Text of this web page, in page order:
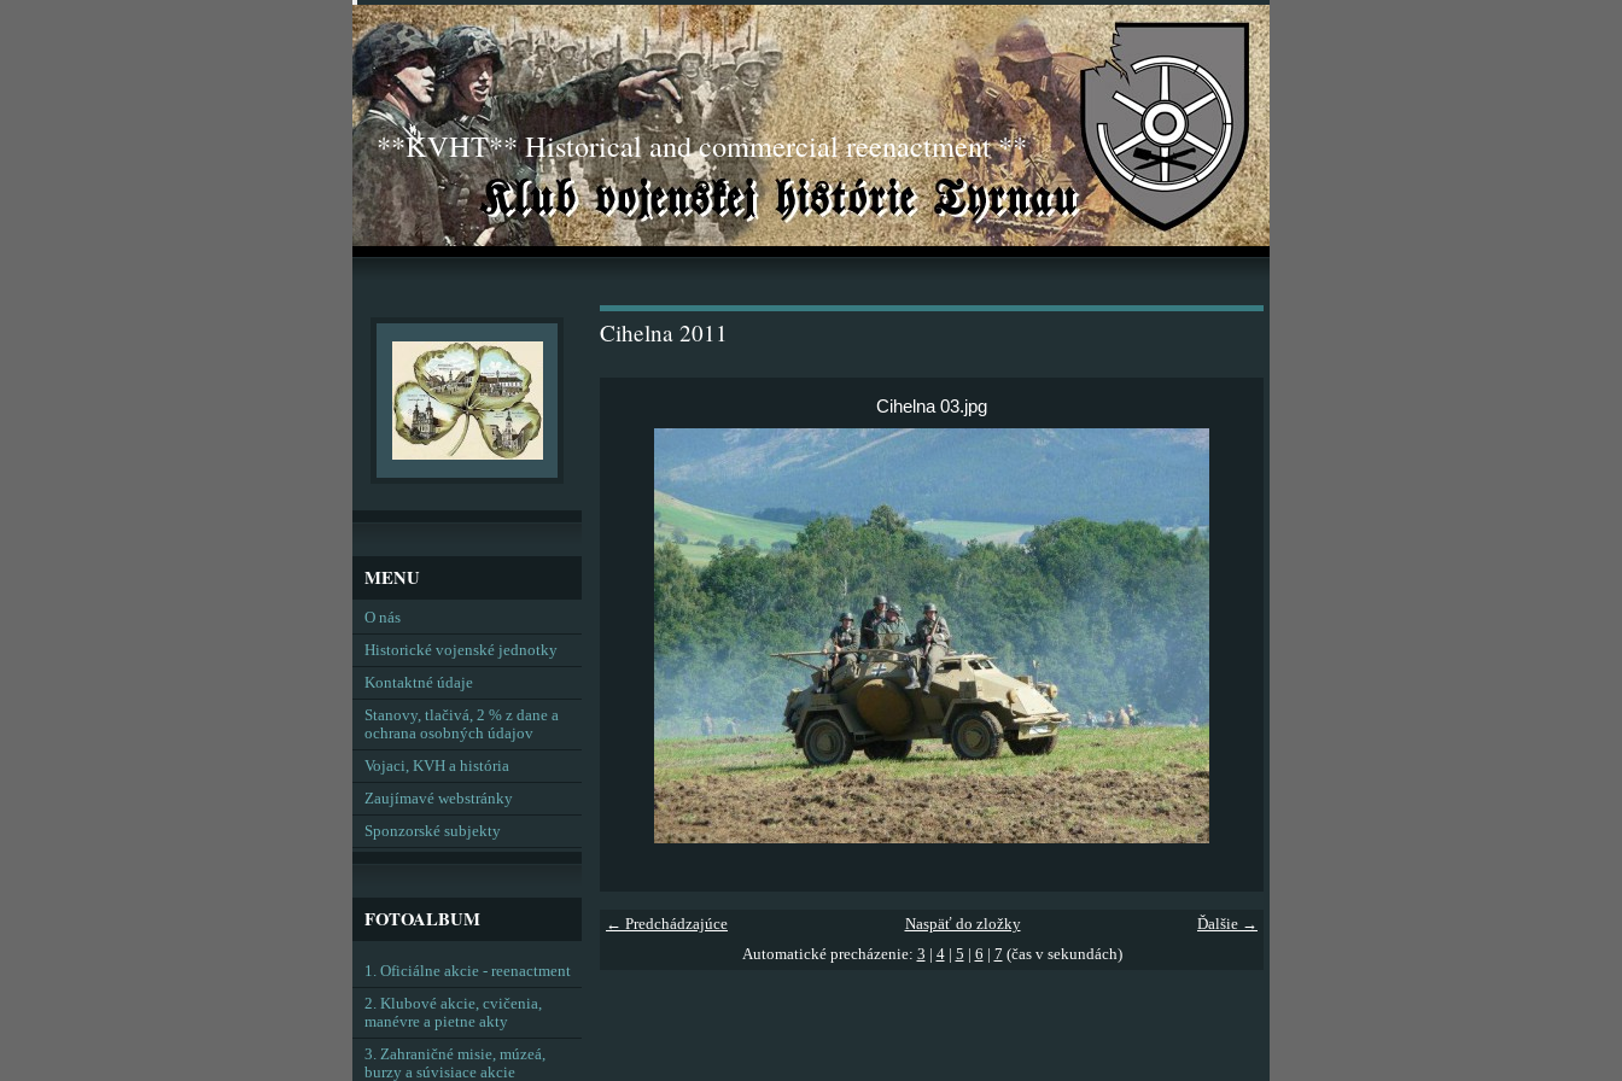
**KVHT** Historical and commercial reenactment **
Cihelna 2011
Cihelna 03.jpg
← Predchádzajúce Ďalšie →
Naspäť do zložky
Automatické precházenie: 3 4| 5 6 7 (čas v sekundách)
MENU
O nás
Historické vojenské jednotky
Kontaktné údaje
Stanovy, tlačivá, 2 % z dane a
ochrana osobných údajov
Vojaci, KVH a história
Zaujímavé webstránky
Sponzorské subjekty
FOTOALBUM
1. Oficiálne akcie - reenactment
2. Klubové akcie, cvičenia,
manévre a pietne akty
3. Zahraničné misie, múzeá,
burzy a súvisiace akcie